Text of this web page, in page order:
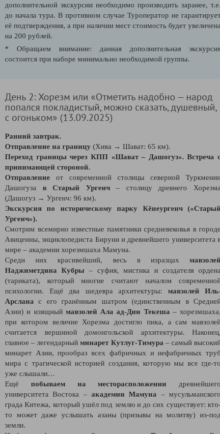
дополнительной экскурсии необходимо производить заранее,
до начала тура. В противном случае Туроператор не
её подтверждения, а при наличии мест стоимость будет
на 200 рублей.
* Обращаем внимание: данная дополнительная
состоится при наборе минимально необходимой группы.
День 2: Хорезм или «Отметить надобно — народ
попался покладистый, можно сказать, душевный,
с огоньком» (13.09.2025)
Ранний завтрак.
Отправление на границу (Хива → Шават: 65 км).
Переход границы через КПП «Шават – Дашогуз». Встреча
принимающей стороной.
Отправление от современной столицы северной
Дашогуза в Старый Ургенч– столицу древнего
(Дашогуз → Ургенч: 96 км).
Экскурсия по историческому парку Кёнеургенч
Ургенч»).
Смотрим всемирно известные памятники средневековья в
Авиценны, энциклопедиста Бируни и древнейшего университета
мире – академии хорезмшаха Мамуна.
Среди них красивейший, весь в изразцах
Наджиметдина Кубры – суфия, мистика и создателя
(тариката), который многие считают началом
психологии. Ещё два шедевра архитектуры: мавзолей
Арслана с его гранённым шатром (единственным в
Азии) и изящный мавзолей Ала ад-Дин Текеша –
при котором величие Хорезма достигло пика, а сам
считается вершиной домонгольской архитектуры.
главное – легендарныйминарет Кутлуг-Тимура – самый
минарет Азии, прообраз всех фабричных и нефабричных
мира с трагической историей создания, которую мы все где-
уже слышали…
Ещё побываем на месторасположении
университета Востока – академии Мамуна –
града Китежа, который ушёл под землю и до сих существует:
то может даже услышать азаны (призывы на молитву) из-
земли.